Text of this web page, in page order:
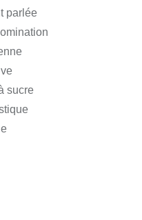
parlée
sucre